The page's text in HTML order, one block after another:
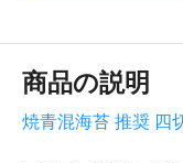
商品の説明
焼青混海苔 推奨 四